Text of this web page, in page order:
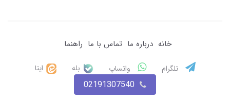
خانه درباره ما تماس با ما راهنما
تلگرام واتساپ بله ایتا
02191307540